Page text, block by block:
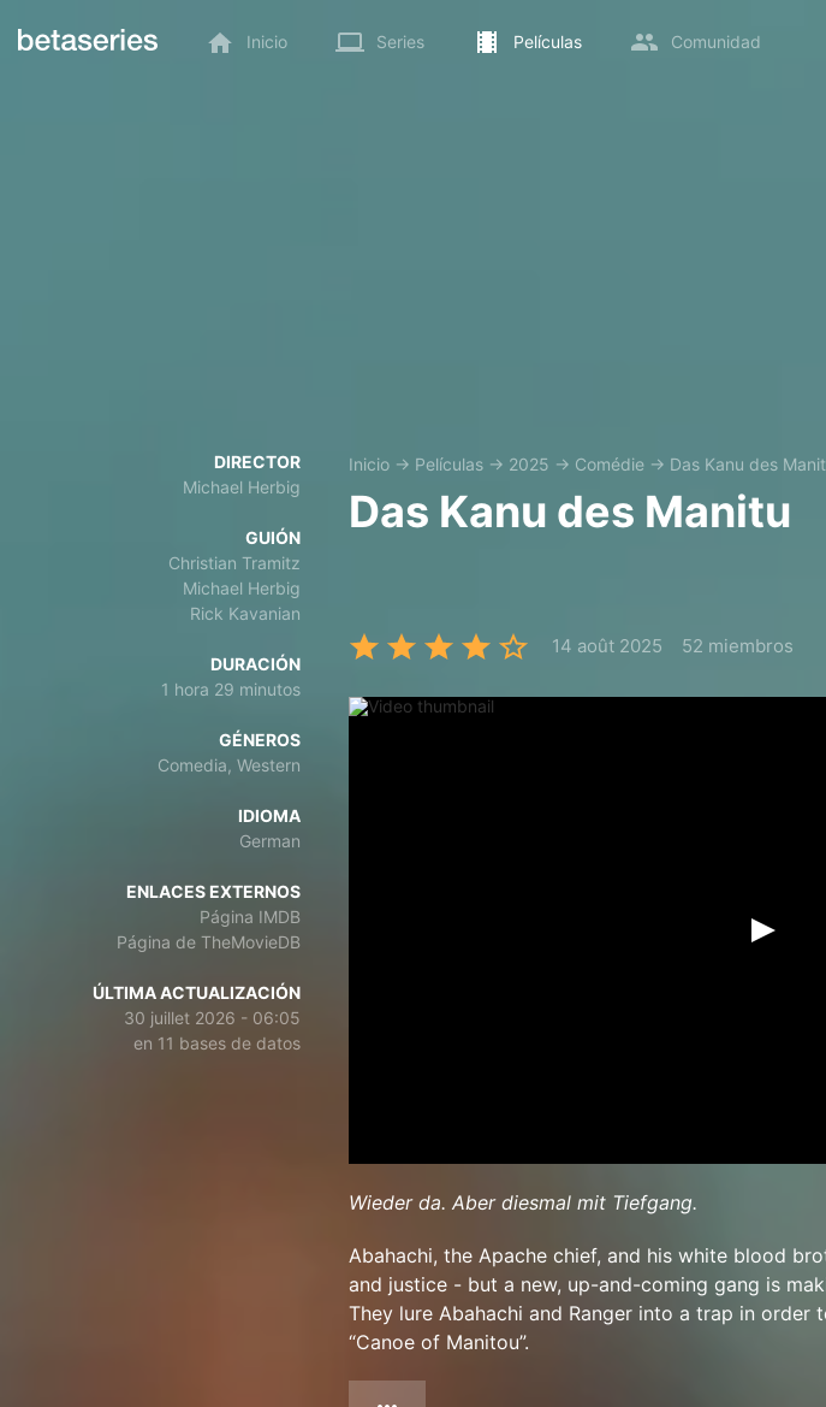
Inicio Series Películas Comunidad
DIRECTOR
Michael Herbig
GUIÓN
Christian Tramitz
Michael Herbig
Rick Kavanian
DURACIÓN
1 hora 29 minutos
GÉNEROS
Comedia, Western
IDIOMA
German
ENLACES EXTERNOS
Página IMDB
Página de TheMovieDB
ÚLTIMA ACTUALIZACIÓN
30 juillet 2026 - 06:05
en 11 bases de datos
Inicio → Películas → 2025 → Comédie → Das Kanu des
Das Kanu des Manitu
14 août 2025 52 miembros
Wieder da. Aber diesmal mit Tiefgang.
Abahachi, the Apache chief, and his white blood
and justice - but a new, up-and-coming gang is
They lure Abahachi and Ranger into a trap in order
“Canoe of Manitou”.